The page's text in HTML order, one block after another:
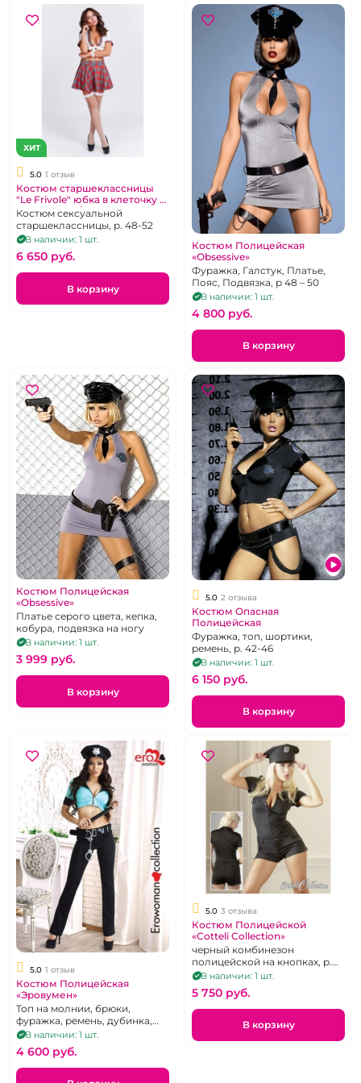
ХИТ
5.0 1 отзыв
Костюм старшеклассницы
"Le Frivole" юбка в клеточку и
белый топ L/XL
Костюм сексуальной
старшеклассницы, р. 48-52
В наличии: 1 шт.
6 650 pуб.
В корзину
Костюм Полицейская
«Obsessive»
Фуражка, Галстук, Платье,
Пояс, Подвязка, р 48 – 50
В наличии: 1 шт.
4 800 pуб.
В корзину
Костюм Полицейская
«Obsessive»
Платье серого цвета, кепка,
кобура, подвязка на ногу
В наличии: 1 шт.
3 999 pуб.
В корзину
5.0 2 отзыва
Костюм Опасная
Полицейская
Фуражка, топ, шортики,
ремень, р. 42-46
В наличии: 1 шт.
6 150 pуб.
В корзину
5.0 1 отзыв
Костюм Полицейская
«Эровумен»
Топ на молнии, брюки,
фуражка, ремень, дубинка,
наручники, жетон, р. 46 -48.
В наличии: 1 шт.
4 600 pуб.
5.0 3 отзыва
Костюм Полицейской
«Cotteli Collection»
черный комбинезон
полицейской на кнопках, р.
46В наличии: 1 шт.
5 750 pуб.
В корзину